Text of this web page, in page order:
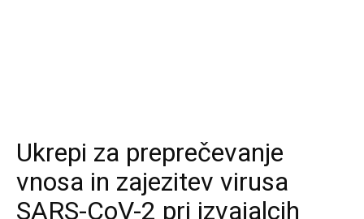
Ukrepi za preprečevanje
vnosa in zajezitev virusa
SARS-CoV-2 pri izvajalcih